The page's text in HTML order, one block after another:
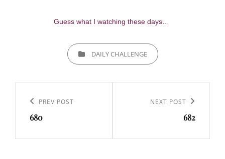
Guess what I watching these days…
CATEGORIESDAILY CHALLENGE
l’article
Previous
Post
PREV POST
680
NEXT POST
682